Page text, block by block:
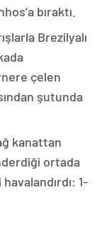
bıraktı.
Brezilyalı
çelen
şutunda
kanattan
ortada
1-